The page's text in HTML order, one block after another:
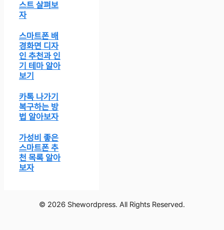
스트 살펴보
자
스마트폰 배
경화면 디자
인 추천과 인
기 테마 알아
보기
카톡 나가기
복구하는 방
법 알아보자
가성비 좋은
스마트폰 추
천 목록 알아
보자
© 2026 Shewordpress. All Rights Reserved.